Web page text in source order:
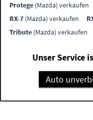
Protege (Mazda) verkaufen
RX-7 (Mazda) verkaufen
Tribute (Mazda) verkaufen
Unser Service
Auto